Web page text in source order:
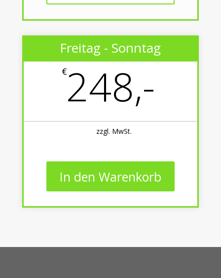
Freitag - Sonntag
€248,-
zzgl. MwSt.
In den Warenkorb